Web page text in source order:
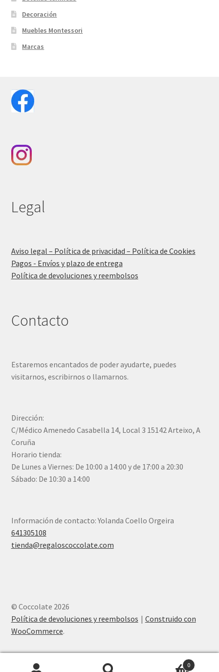
Decoración
Muebles Montessori
Marcas
Legal
Aviso legal – Política de privacidad – Política de Cookies
Pagos - Envíos y plazo de entrega
Política de devoluciones y reembolsos
Contacto
Estaremos encantados de poder ayudarte, puedes
visitarnos, escribirnos o llamarnos.
Dirección:
C/Médico Amenedo Casabella 14, Local 3 15142 Arteixo, A
Coruña
Horario tienda:
De Lunes a Viernes: De 10:00 a 14:00 y de 17:00 a 20:30
Sábado: De 10:30 a 14:00
Información de contacto: Yolanda Coello Orgeira
641305108
tienda@regaloscoccolate.com
© Coccolate 2026
Política de devoluciones y reembolsos
Construido con
WooCommerce.
0